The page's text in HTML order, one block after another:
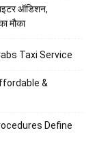
ऑडिशन,
मौका
Taxi Service
&
Define